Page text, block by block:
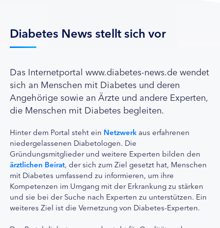
Diabetes News stellt sich vor
Das Internetportal www.diabetes-news.de wendet
sich an Menschen mit Diabetes und deren
Angehörige sowie an Ärzte und andere Experten,
die Menschen mit Diabetes begleiten.
Hinter dem Portal steht ein Netzwerk aus erfahrenen
niedergelassenen Diabetologen. Die
Gründungsmitglieder und weitere Experten bilden den
ärztlichen Beirat, der sich zum Ziel gesetzt hat, Menschen
mit Diabetes umfassend zu informieren, um ihre
Kompetenzen im Umgang mit der Erkrankung zu stärken
und sie bei der Suche nach Experten zu unterstützen. Ein
weiteres Ziel ist die Vernetzung von Diabetes-Experten.